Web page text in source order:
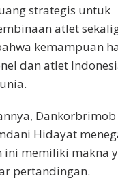
strategis untuk
atlet
kemampuan
dan atlet
Hidayat
ini memiliki makna
pertandingan.